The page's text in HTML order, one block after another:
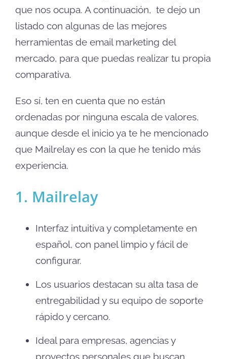
que nos ocupa. A continuación, te dejo un
listado con algunas de las mejores
herramientas de email marketing del
mercado, para que puedas realizar tu propia
comparativa.
Eso sí, ten en cuenta que no están
ordenadas por ninguna escala de valores,
aunque desde el inicio ya te he mencionado
que Mailrelay es con la que he tenido más
experiencia.
1. Mailrelay
Interfaz intuitiva y completamente en
español, con panel limpio y fácil de
configurar.
Los usuarios destacan su alta tasa de
entregabilidad y su equipo de soporte
rápido y cercano.
Ideal para empresas, agencias y
proyectos personales que buscan